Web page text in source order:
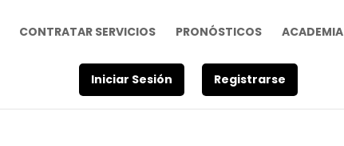
CONTRATAR SERVICIOS PRONÓSTICOS ACADEMIA
Iniciar Sesión Registrarse